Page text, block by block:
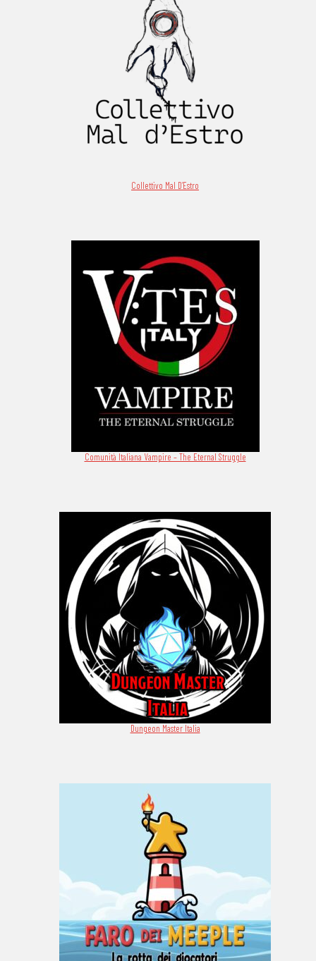
Collettivo Mal D’Estro
Comunità Italiana Vampire – The Eternal Struggle
Dungeon Master Italia